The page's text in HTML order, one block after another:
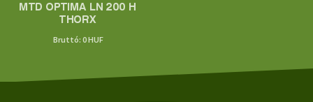
MTD OPTIMA LN 200 H
THORX
Bruttó: 0 HUF